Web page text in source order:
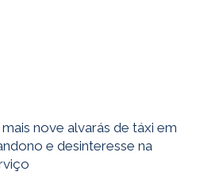
nove alvarás de táxi em
e desinteresse na